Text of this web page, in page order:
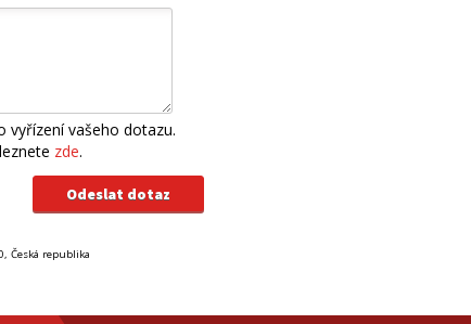
vašeho dotazu.
zde.
Česká republika